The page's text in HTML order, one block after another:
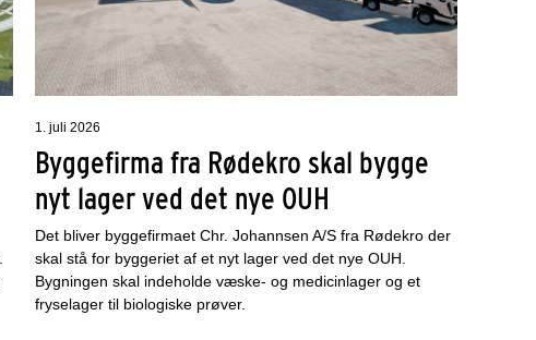
1. juli 2026
Byggefirma fra Rødekro skal bygge
nyt lager ved det nye OUH
Det bliver byggefirmaet Chr. Johannsen A/S fra Rødekro der
skal stå for byggeriet af et nyt lager ved det nye OUH.
Bygningen skal indeholde væske- og medicinlager og et
fryselager til biologiske prøver.